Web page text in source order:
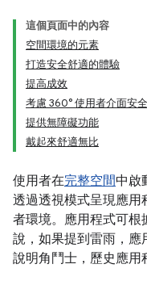
這個頁面中的內容
空間環境的元素
打造安全舒適的體驗
提高成效
考慮 360° 使用者介面安
提供無障礙功能
戴起來舒適無比
使用者在完整空間中啟
透過透視模式呈現應用
者環境。應用程式可根
說，如果提到雷雨，應
說明角鬥士，歷史應用